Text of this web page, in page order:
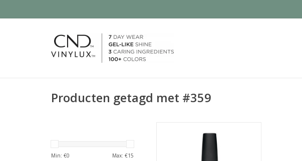
Producten getagd met #359
Min: €0 Max: €15
TOEVOEGEN AAN WINKELWAGEN